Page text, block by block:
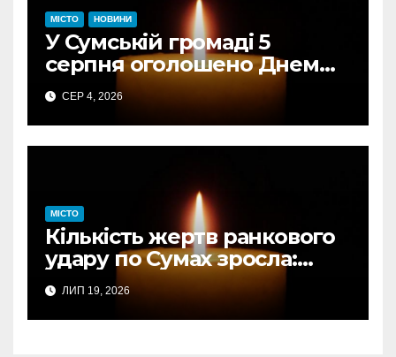
МІСТО НОВИНИ
У Сумській громаді 5
серпня оголошено Днем
жалоби за загиблими від
авіаудару
СЕР 4, 2026
МІСТО
Кількість жертв ранкового
удару по Сумах зросла:
підтверджено загибель
однієї людини
ЛИП 19, 2026